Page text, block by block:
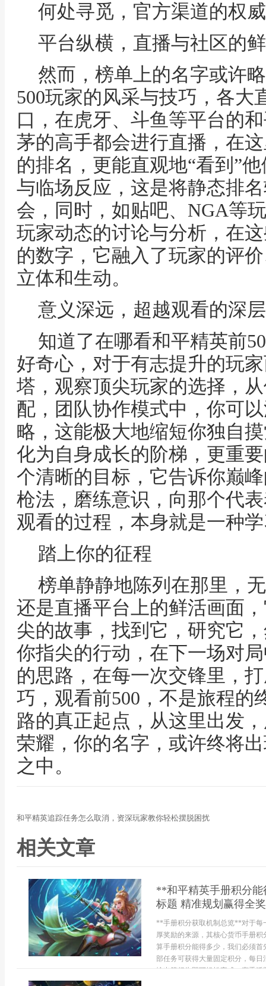
何处寻觅，官方渠道的权
平台纵横，直播与社区的
然而，榜单上的名字或许
500玩家的风采与技巧，各大
口，在虎牙、斗鱼等平台的
茅的高手都会进行直播，在
的排名，更能直观地“看到”
与临场反应，这是将静态排
会，同时，如贴吧、NGA等
玩家动态的讨论与分析，在
的数字，它融入了玩家的评
立体和生动。
意义深远，超越观看的深
知道了在哪看和平精英前
好奇心，对于有志提升的玩
塔，观察顶尖玩家的选择，
配，团队协作模式中，你可
略，这能极大地缩短你独自
化为自身成长的阶梯，更重
个清晰的目标，它告诉你巅
枪法，磨练意识，向那个代
观看的过程，本身就是一种
踏上你的征程
榜单静静地陈列在那里，
还是直播平台上的鲜活画面
尖的故事，找到它，研究它
你指尖的行动，在下一场对
的思路，在每一次交锋里，
巧，观看前500，不是旅程的
路的真正起点，从这里出发
荣耀，你的名字，或许终将
之中。
和平精英追踪任务怎么取消，资深玩家教你轻松摆脱困扰
相关文章
**和平精英手册积分
标题 精准规划赢得全
**手册积分获取机制总览**对于每
厚奖励的来源，其核心货币手册
算手册积分能得多少，我们必须
部任务可获得大量固定积分，每
输出等行为即可轻松完成，赛季活